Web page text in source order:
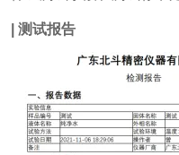
| 测试报告